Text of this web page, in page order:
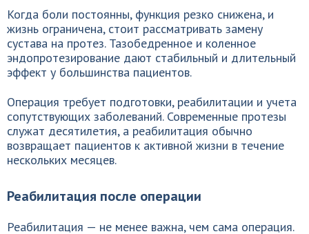
Когда боли постоянны, функция резко снижена, и
жизнь ограничена, стоит рассматривать замену
сустава на протез. Тазобедренное и коленное
эндопротезирование дают стабильный и длительный
эффект у большинства пациентов.
Операция требует подготовки, реабилитации и учета
сопутствующих заболеваний. Современные протезы
служат десятилетия, а реабилитация обычно
возвращает пациентов к активной жизни в течение
нескольких месяцев.
Реабилитация после операции
Реабилитация — не менее важна, чем сама операция.